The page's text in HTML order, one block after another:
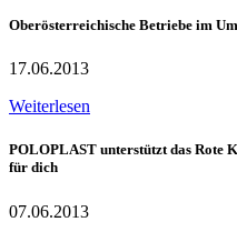
Oberösterreichische Betriebe im
17.06.2013
Weiterlesen
POLOPLAST unterstützt das Rote
für dich
07.06.2013